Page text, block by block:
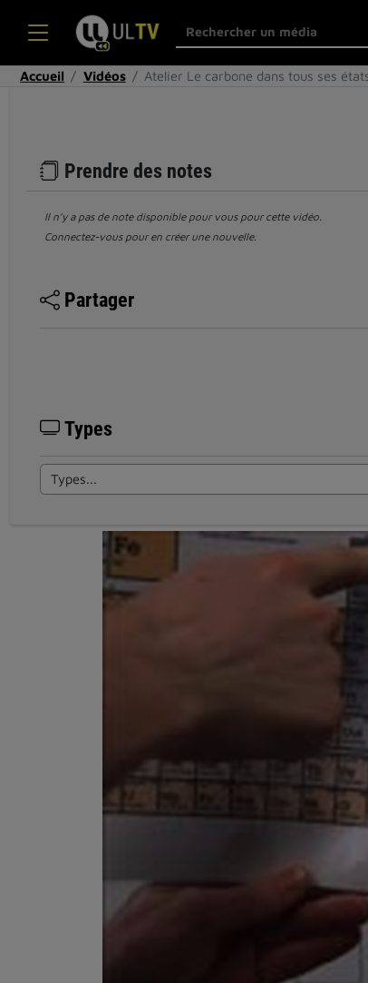
Accueil Vidéos Atelier Le carbone dans tous ses
Prendre des notes
Il n’y a pas de note disponible pour vous pour cette vidéo.
Connectez-vous pour en créer une nouvelle.
Partager
Types